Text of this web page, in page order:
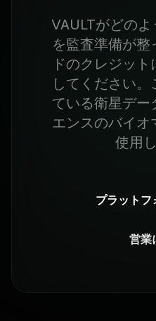
VAULTがどの
を監査準備が整
ドのクレジッ
してください
ている衛星デー
エンスのバイオ
使用
プラットフ
営業